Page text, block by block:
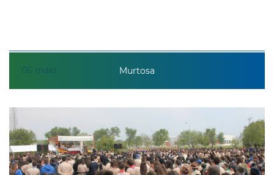
06 maio Murtosa